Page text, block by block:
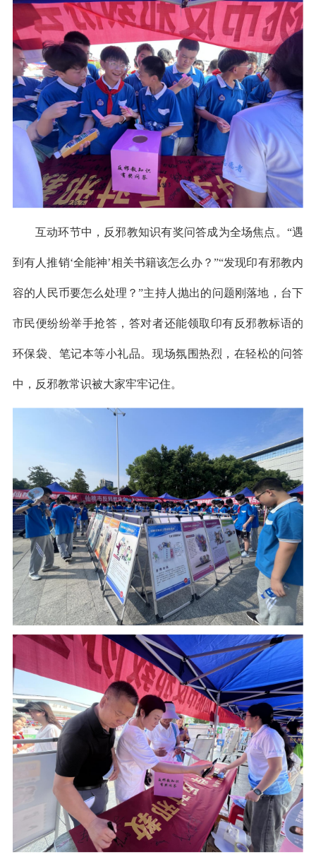
互动环节中，反邪教知识有奖问答成为全场焦点。“遇
到有人推销‘全能神’相关书籍该怎么办？”“发现印有邪教内
容的人民币要怎么处理？”主持人抛出的问题刚落地，台下
市民便纷纷举手抢答，答对者还能领取印有反邪教标语的
环保袋、笔记本等小礼品。现场氛围热烈，在轻松的问答
中，反邪教常识被大家牢牢记住。